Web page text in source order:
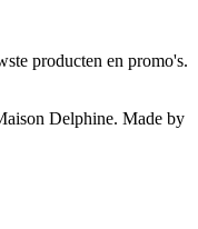
producten en promo's.
Delphine. Made by